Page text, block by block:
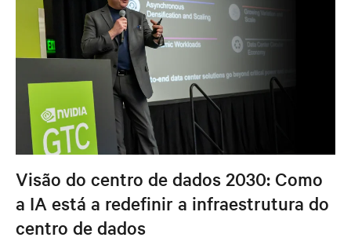
Visão do centro de dados 2030: Como
a IA está a redefinir a infraestrutura do
centro de dados